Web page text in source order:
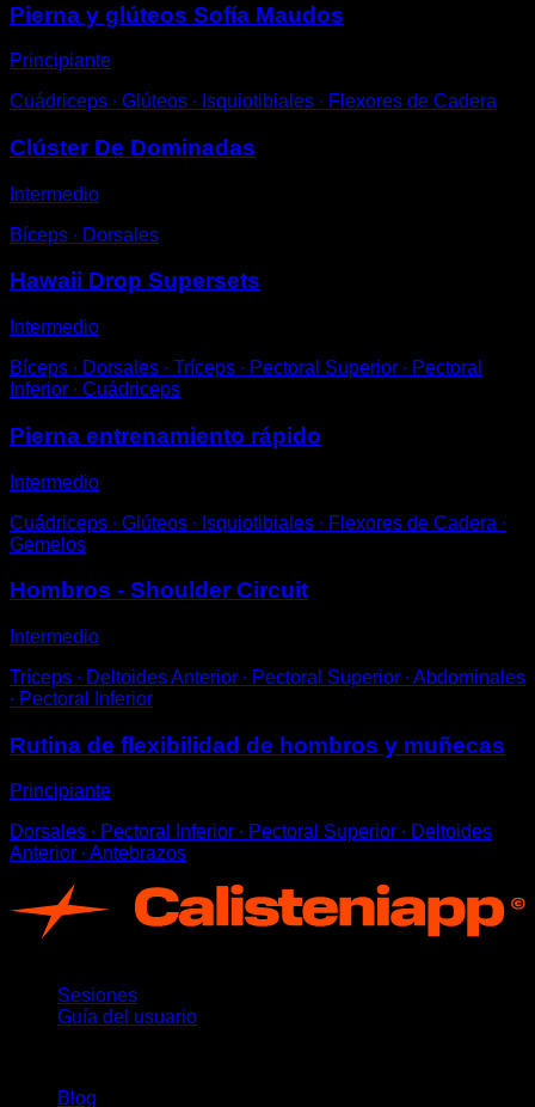
Pierna y glúteos Sofía Maudos
Principiante
Cuádriceps ∙ Glúteos ∙ Isquiotibiales ∙ Flexores de Cadera
Clúster De Dominadas
Intermedio
Bíceps ∙ Dorsales
Hawaii Drop Supersets
Intermedio
Bíceps ∙ Dorsales ∙ Tríceps ∙ Pectoral Superior ∙ Pectoral
Inferior ∙ Cuádriceps
Pierna entrenamiento rápido
Intermedio
Cuádriceps ∙ Glúteos ∙ Isquiotibiales ∙ Flexores de Cadera ∙
Gemelos
Hombros - Shoulder Circuit
Intermedio
Tríceps ∙ Deltoides Anterior ∙ Pectoral Superior ∙ Abdominales
∙ Pectoral Inferior
Rutina de flexibilidad de hombros y muñecas
Principiante
Dorsales ∙ Pectoral Inferior ∙ Pectoral Superior ∙ Deltoides
Anterior ∙ Antebrazos
Sesiones
Guía del usuario
Blog